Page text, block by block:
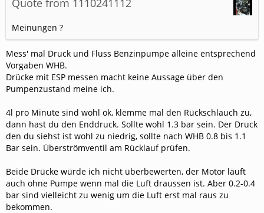
Quote from 1110241112
Meinungen ?
Mess' mal Druck und Fluss Benzinpumpe alleine entsprechend
Vorgaben WHB.
Drücke mit ESP messen macht keine Aussage über den
Pumpenzustand meine ich.
4l pro Minute sind wohl ok, klemme mal den Rückschlauch zu,
dann hast du den Enddruck. Sollte wohl 1.3 bar sein. Der Druck
den du siehst ist wohl zu niedrig, sollte nach WHB 0.8 bis 1.1
Bar sein. Überströmventil am Rücklauf prüfen.
Beide Drücke würde ich nicht überbewerten, der Motor läuft
auch ohne Pumpe wenn mal die Luft draussen ist. Aber 0.2-0.4
bar sind vielleicht zu wenig um die Luft erst mal raus zu
bekommen.